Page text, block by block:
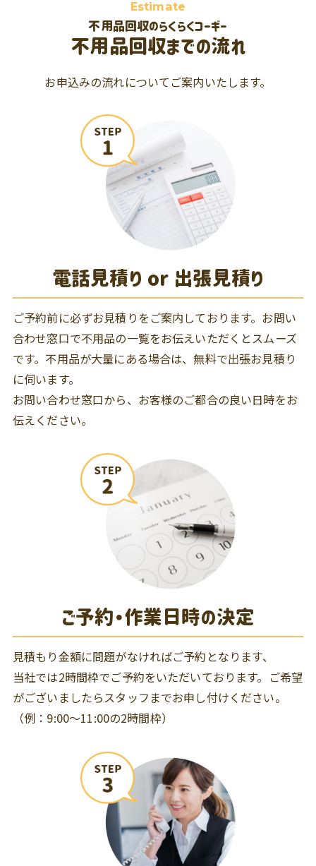
Estimate
不用品回収のらくらくコーギー
不用品回収までの流れ
お申込みの流れについてご案内いたします。
電話見積り or 出張見積り
ご予約前に必ずお見積りをご案内しております。お問い
合わせ窓口で不用品の一覧をお伝えいただくとスムーズ
です。不用品が大量にある場合は、無料で出張お見積り
に伺います。
お問い合わせ窓口から、お客様のご都合の良い日時をお
伝えください。
ご予約・作業日時の決定
見積もり金額に問題がなければご予約となります、
当社では2時間枠でご予約をいただいております。ご希望
がございましたらスタッフまでお申し付けください。
（例：9:00～11:00の2時間枠）